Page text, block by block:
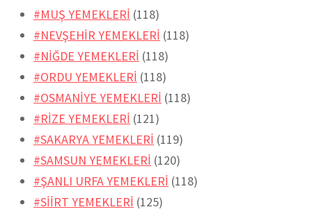
#MUŞ YEMEKLERİ (118)
#NEVŞEHİR YEMEKLERİ (118)
#NİĞDE YEMEKLERİ (118)
#ORDU YEMEKLERİ (118)
#OSMANİYE YEMEKLERİ (118)
#RİZE YEMEKLERİ (121)
#SAKARYA YEMEKLERİ (119)
#SAMSUN YEMEKLERİ (120)
#ŞANLI URFA YEMEKLERİ (118)
#SİİRT YEMEKLERİ (125)